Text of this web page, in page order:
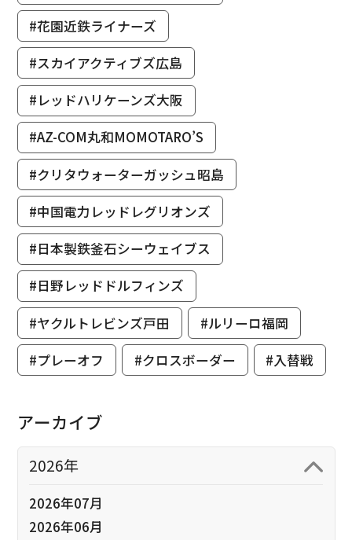
#花園近鉄ライナーズ
#スカイアクティブズ広島
#レッドハリケーンズ大阪
#AZ-COM丸和MOMOTARO’S
#クリタウォーターガッシュ昭島
#中国電力レッドレグリオンズ
#日本製鉄釜石シーウェイブス
#日野レッドドルフィンズ
#ヤクルトレビンズ戸田
#ルリーロ福岡
#プレーオフ
#クロスボーダー #入替戦
アーカイブ
2026年
2026年07月
2026年06月